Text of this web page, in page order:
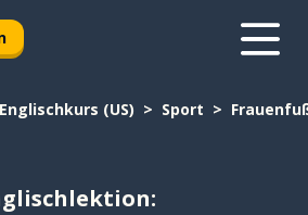
Englischkurs (US) Sport